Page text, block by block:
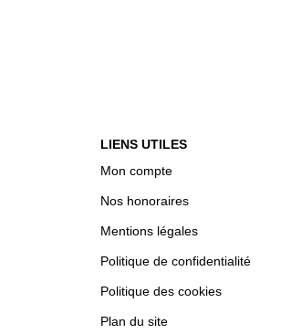
LIENS UTILES
Mon compte
Nos honoraires
Mentions légales
Politique de confidentialité
Politique des cookies
Plan du site